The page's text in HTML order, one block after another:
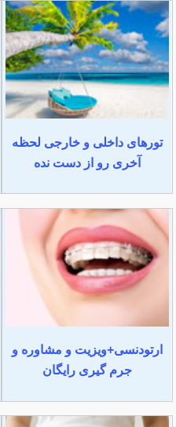
تورهای داخلی و خارجی لحظه
آخری رو از دست نده
ارتودنسی+ویزیت و مشاوره و
جرم گیری رایگان